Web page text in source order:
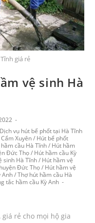
giá rẻ
vệ sinh Hà
Dịch vụ hút bể phốt tại Hà Tĩnh
Xuyên / Hút bể phốt
cầu Hà Tĩnh / Hút hầm
Đức Thọ / Hút hầm cầu Kỳ
sinh Hà Tĩnh / Hút hầm vệ
Đức Thọ / Hút hầm vệ
Anh / Thợ hút hầm cầu Hà
tắc hầm cầu Kỳ Anh
rẻ cho mọi hộ gia